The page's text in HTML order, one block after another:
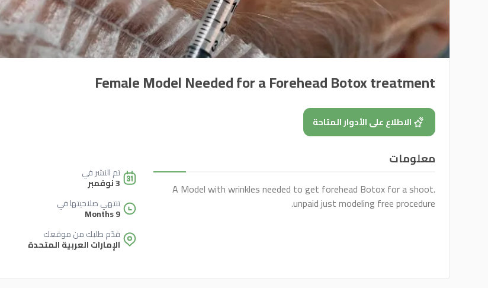
Female Model Needed for a Forehead Botox treatment
الاطلاع على الأدوار المتاحة
معلومات
A Model with wrinkles needed to get forehead Botox for a shoot.
unpaid just modeling free procedure.
تم النشر في
3 نوفمبر
تنتهي صلاحيتها في
9 Months
قدّم طلبك من موقعك
الإمارات العربية المتحدة